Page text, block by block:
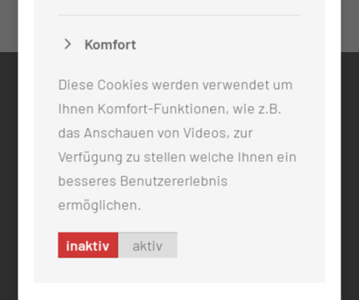
KONTAKT
info@mul-ct.de
mul-ct.de
Medizinische Universität Lausitz - Carl Thiem
Thiemstr. 111
Komfort
Diese Cookies werden verwendet um
Ihnen Komfort-Funktionen, wie z.B.
das Anschauen von Videos, zur
Verfügung zu stellen welche Ihnen ein
besseres Benutzererlebnis
ermöglichen.
inaktiv aktiv